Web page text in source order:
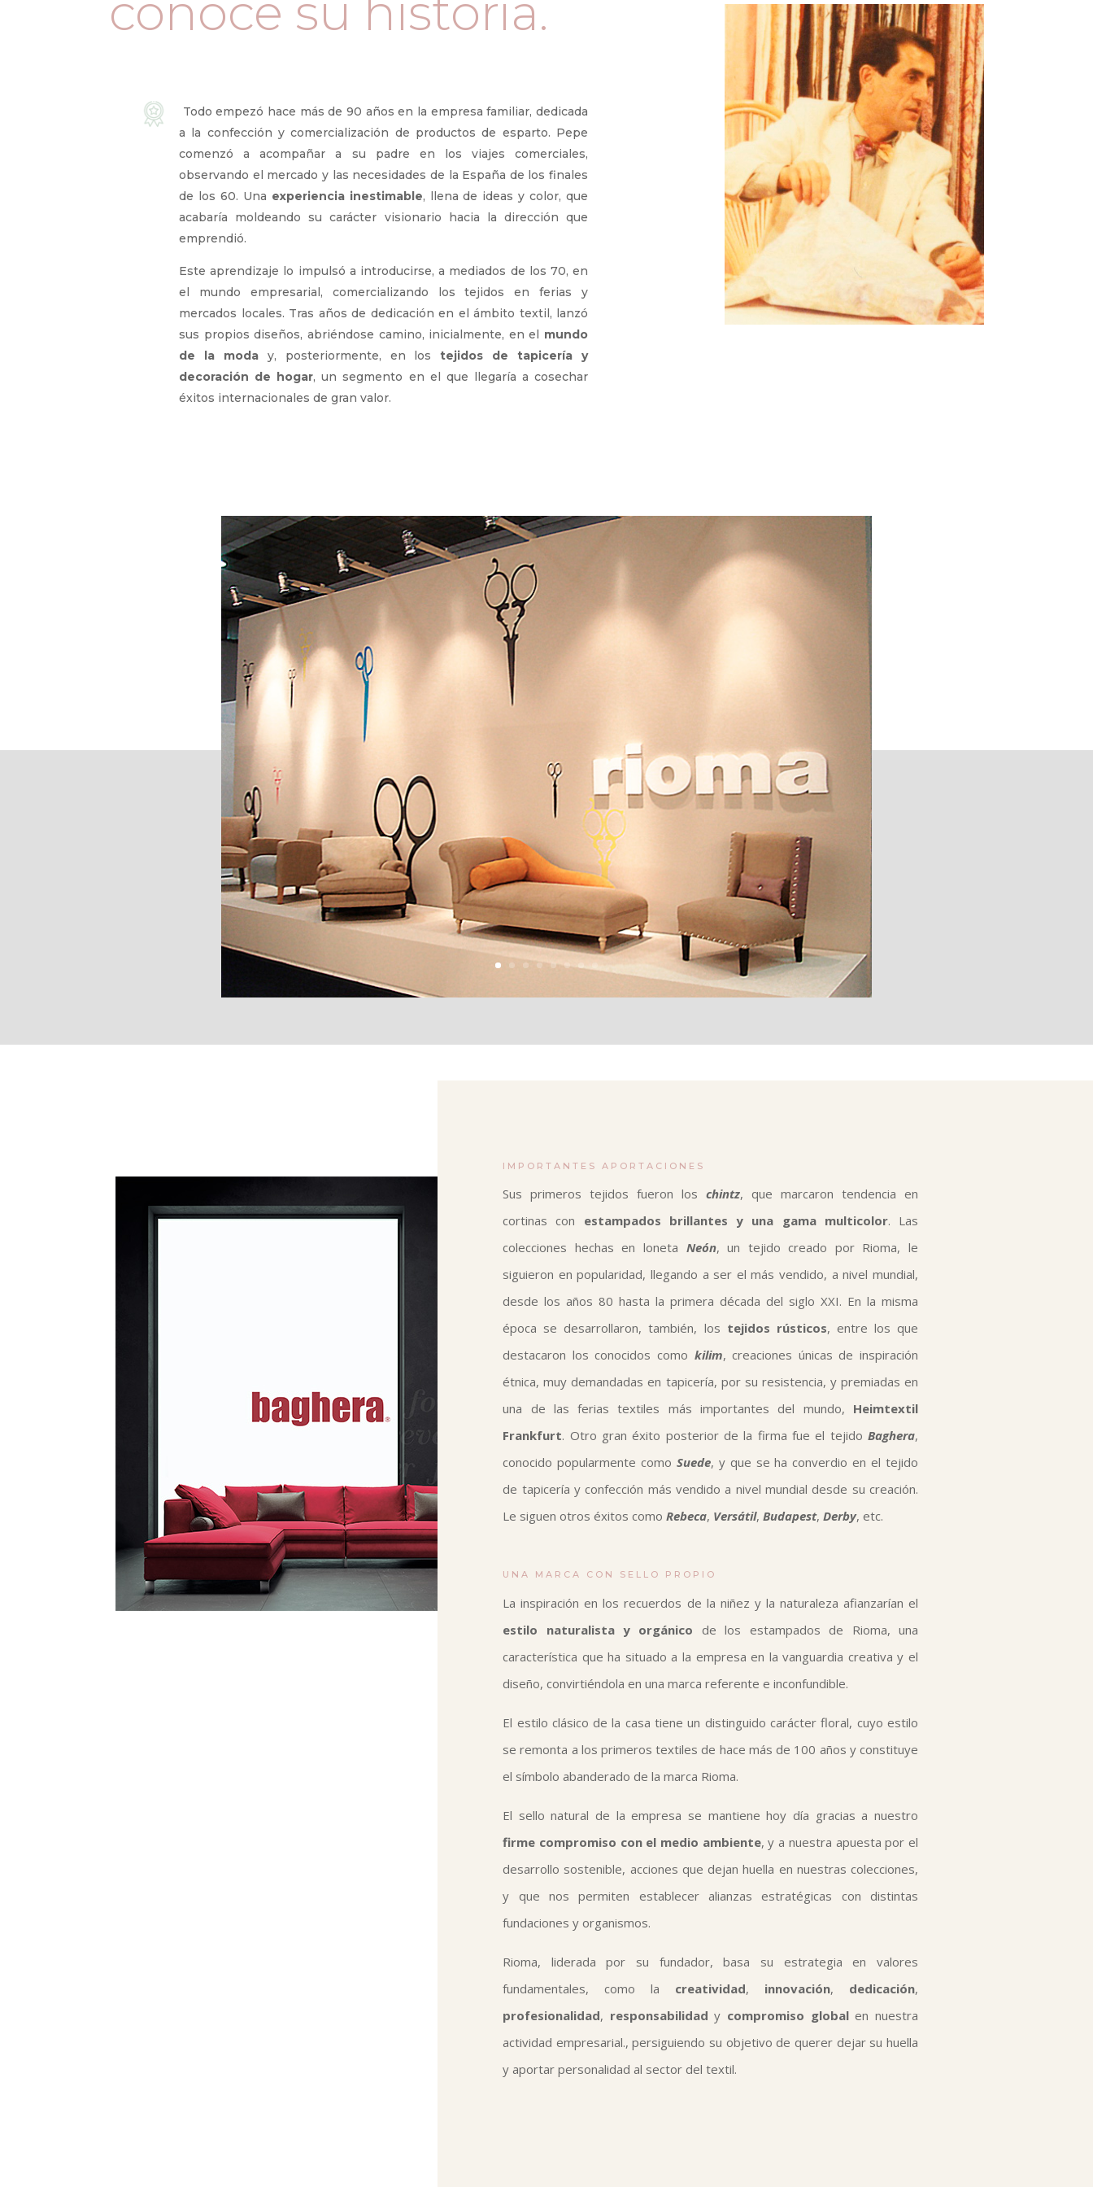
conoce su historia.
Todo empezó hace más de 90 años en la empresa familiar, dedicada
a la confección y comercialización de productos de esparto. Pepe
comenzó a acompañar a su padre en los viajes comerciales,
observando el mercado y las necesidades de la España de los finales
de los 60. Una experiencia inestimable, llena de ideas y color, que
acabaría moldeando su carácter visionario hacia la dirección que
emprendió.
Este aprendizaje lo impulsó a introducirse, a mediados de los 70, en
el mundo empresarial, comercializando los tejidos en ferias y
mercados locales. Tras años de dedicación en el ámbito textil, lanzó
sus propios diseños, abriéndose camino, inicialmente, en el mundo
de la moday, posteriormente, en lostejidos de tapicería y
decoración de hogar, un segmento en el que llegaría a cosechar
éxitos internacionales de gran valor.
IMPORTANTES APORTACIONES
Sus primeros tejidos fueron loschintz, que marcaron tendencia en
cortinas con estampados brillantes y una gama multicolor. Las
colecciones hechas en loneta Neón, un tejido creado por Rioma, le
siguieron en popularidad, llegando a ser el más vendido, a nivel mundial,
desde los años 80 hasta la primera década del siglo XXI. En la misma
época se desarrollaron, también, los tejidos rústicos, entre los que
destacaron los conocidos como kilim, creaciones únicas de inspiración
étnica, muy demandadas en tapicería, por su resistencia, y premiadas en
una de las ferias textiles más importantes del mundo, Heimtextil
Frankfurt. Otro gran éxito posterior de la firma fue el tejido Baghera,
conocido popularmente como Suede, y que se ha converdio en el tejido
de tapicería y confección más vendido a nivel mundial desde su creación.
Le siguen otros éxitos comoRebeca, Versátil,Budapest,Derby, etc.
UNA MARCA CON SELLO PROPIO
La inspiración en los recuerdos de la niñez y la naturaleza afianzarían el
estilo naturalista y orgánico de los estampados de Rioma, una
característica que ha situado a la empresa en la vanguardia creativa y el
diseño, convirtiéndola en una marca referente e inconfundible.
El estilo clásico de la casa tiene un distinguido carácter floral, cuyo estilo
se remonta a los primeros textiles de hace más de 100 años y constituye
el símbolo abanderado de la marca Rioma.
El sello natural de la empresa se mantiene hoy día gracias a nuestro
firme compromiso con el medio ambiente, y a nuestra apuesta por el
desarrollo sostenible, acciones que dejan huella en nuestras colecciones,
y que nos permiten establecer alianzas estratégicas con distintas
fundaciones y organismos.
Rioma, liderada por su fundador, basa su estrategia en valores
fundamentales, como la creatividad, innovación, dedicación,
profesionalidad, responsabilidad y compromiso globalen nuestra
actividad empresarial., persiguiendo su objetivo de querer dejar su huella
y aportar personalidad al sector del textil.